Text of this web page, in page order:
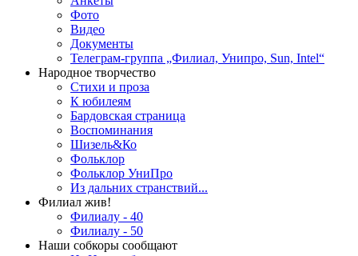
Фото
Видео
Документы
Телеграм-группа „Филиал, Унипро, Sun, Intel“
Народное творчество
Стихи и проза
К юбилеям
Бардовская страница
Воспоминания
Шизель&Ко
Фольклор
Фольклор УниПро
Из дальних странствий...
Филиал жив!
Филиалу - 40
Филиалу - 50
Наши собкоры сообщают